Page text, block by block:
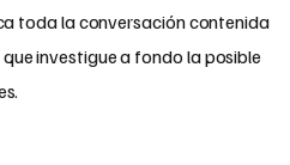
toda la conversación contenida
investigue a fondo la posible